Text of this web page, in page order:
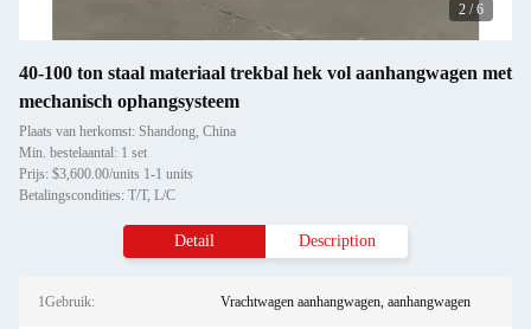
3 /6
40-100 ton staal materiaal trekbal hek vol aanhangwagen met
mechanisch ophangsysteem
Plaats van herkomst: Shandong, China
Min. bestelaantal: 1 set
Prijs: $3,600.00/units 1-1 units
Betalingscondities: T/T, L/C
Detail Description
1Gebruik: Vrachtwagen aanhangwagen, aanhangwagen